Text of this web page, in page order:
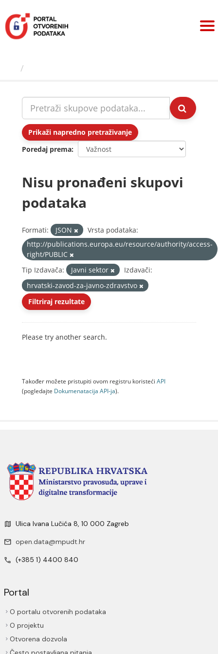
sadržaj
Prikaži napredno pretraživanje
Poredaj prema
Nisu pronađeni skupovi
podataka
Formati: JSON
Vrsta podataka:
http://publications.europa.eu/resource/authority/access-
right/PUBLIC
Tip Izdavača:
Javni sektor
Izdavači:
hrvatski-zavod-za-javno-zdravstvo
Filtriraj rezultate
Please try another search.
Također možete pristupiti ovom registru koristeći API
(pogledajte Dokumenаtаcijа API-jа).